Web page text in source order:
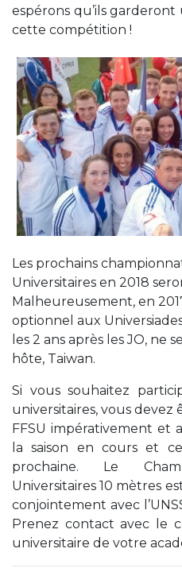
espérons qu’ils
cette compétition !
Les prochains
Universitaires en 2018
Malheureusement, en
optionnel aux
les 2 ans après les JO, ne
hôte, Taiwan.
Si vous souhaitez
universitaires, vous devez
FFSU impérativement et
la saison en cours et
prochaine. Le
Universitaires 10 mètres
conjointement avec
Prenez contact avec le
universitaire de votre